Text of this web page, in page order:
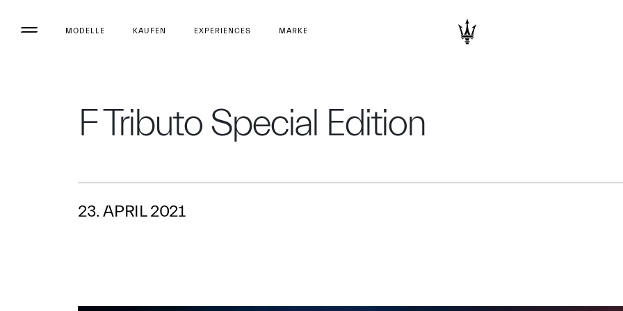
MODELLE KAUFEN EXPERIENCES MARKE
F Tributo Special Edition
23. APRIL 2021